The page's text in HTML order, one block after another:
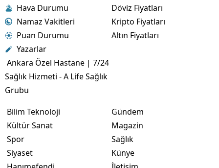
Hava Durumu
Namaz Vakitleri
Puan Durumu
Yazarlar
Ankara Özel Hastane | 7/24
Sağlık Hizmeti - A Life Sağlık
Grubu
Döviz Fiyatları
Kripto Fiyatları
Altın Fiyatları
Bilim Teknoloji
Kültür Sanat
Spor
Siyaset
Gündem
Magazin
Sağlık
Künye